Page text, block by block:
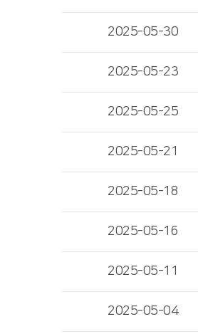
2025-05-30
2025-05-23
2025-05-25
2025-05-21
2025-05-18
2025-05-16
2025-05-11
2025-05-04